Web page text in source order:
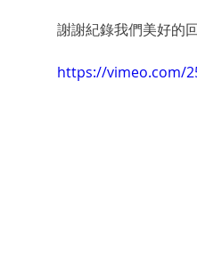
謝謝紀錄我們美好的
https://vimeo.com/